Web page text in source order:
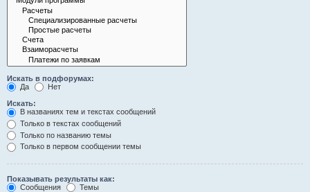
Искать в подфорумах:
Да
Нет
Искать:
В названиях тем и текстах сообщений
Только в текстах сообщений
Только по названию темы
Только в первом сообщении темы
Показывать результаты как:
Сообщения
Темы